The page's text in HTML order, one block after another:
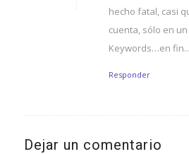
hecho fatal, casi
cuenta, sólo en
Keywords…en
Responder
Dejar un comentario